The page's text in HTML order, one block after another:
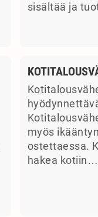
sisältää ja
myös
ostettaessa.
hakea kotiin…